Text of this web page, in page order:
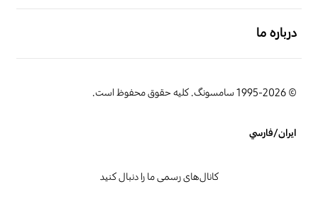
درباره ما
© 1995-2026 سامسونگ. کلیه حقوق محفوظ است.
ایران/فارسي
کانال‌های رسمی ما را دنبال کنید